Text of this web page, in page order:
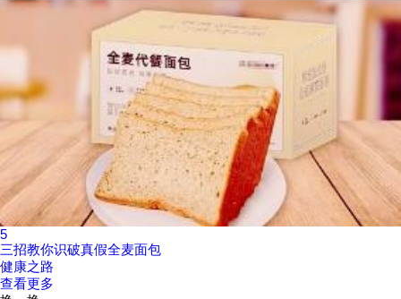
5
三招教你识破真假全麦面包
健康之路
查看更多